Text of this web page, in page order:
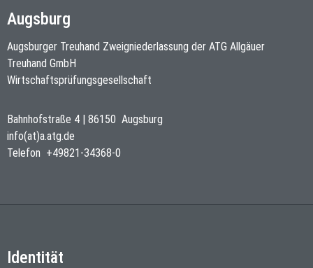
Augsburg
Augsburger Treuhand Zweigniederlassung der ATG Allgäuer
Treuhand GmbH
Wirtschaftsprüfungsgesellschaft
Bahnhofstraße 4 | 86150 Augsburg
info(at)a.atg.de
Telefon +49821-34368-0
Identität